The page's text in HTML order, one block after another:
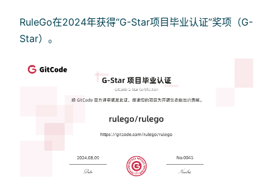
RuleGo在2024年获得“G-Star项目毕业认证”奖项（G-
Star）。